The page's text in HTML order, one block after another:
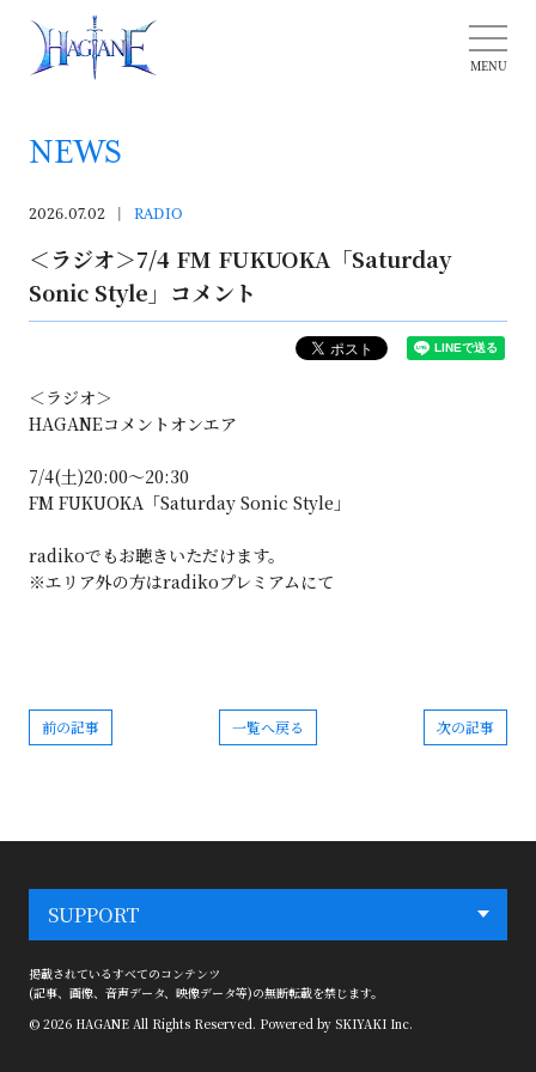
NEWS
2026.07.02 RADIO
＜ラジオ＞7/4 FM FUKUOKA「Saturday
Sonic Style」コメント
＜ラジオ＞
HAGANEコメントオンエア
7/4(土)20:00〜20:30
FM FUKUOKA「Saturday Sonic Style」
radikoでもお聴きいただけます。
※エリア外の方はradikoプレミアムにて
次の記事
一覧へ戻る
前の記事
SUPPORT
掲載されているすべてのコンテンツ
(記事、画像、音声データ、映像データ等)の無断転載を禁じます。
© 2026 HAGANE All Rights Reserved. Powered by SKIYAKI Inc.